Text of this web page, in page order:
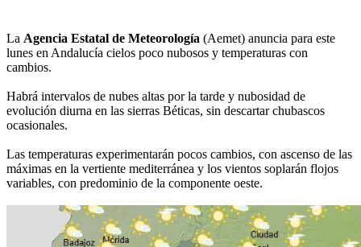
La Agencia Estatal de Meteorología (Aemet) anuncia para este
lunes en Andalucía cielos poco nubosos y temperaturas con
cambios.
Habrá intervalos de nubes altas por la tarde y nubosidad de
evolución diurna en las sierras Béticas, sin descartar chubascos
ocasionales.
Las temperaturas experimentarán pocos cambios, con ascenso de las
máximas en la vertiente mediterránea y los vientos soplarán flojos
variables, con predominio de la componente oeste.